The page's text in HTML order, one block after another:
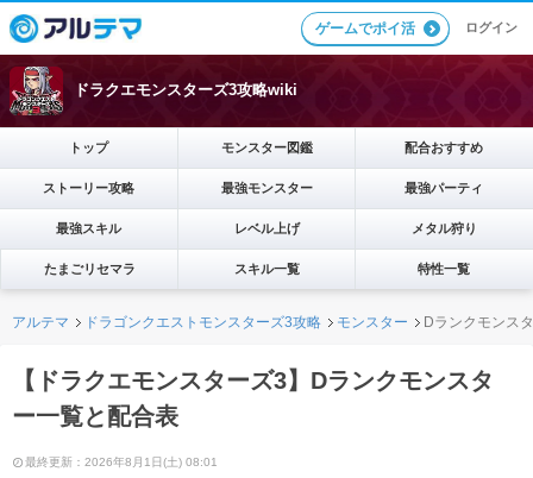
ゲームでポイ活 ログイン
ドラクエモンスターズ3攻略wiki
トップ モンスター図鑑 配合おすすめ
ストーリー攻略 最強モンスター 最強パーティ
最強スキル レベル上げ メタル狩り
たまごリセマラ スキル一覧 特性一覧
アルテマ ドラゴンクエストモンスターズ3攻略 モンスター Dランクモンス
【ドラクエモンスターズ3】Dランクモンスタ
ー一覧と配合表
最終更新：2026年8月1日(土) 08:01